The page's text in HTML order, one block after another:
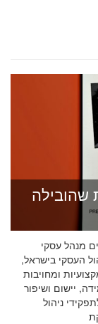
שהובילה
מנהל עסקי
העסקי בישראל,
ומחויבות
יישום ושיפור
ניהול